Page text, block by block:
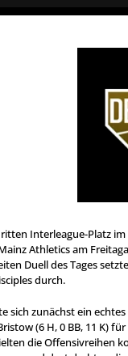
Interleague-Platz
Athletics am
Duell des Tages
durch.
sich zunächst ein echtes
(6 H, 0 BB, 11 K)
die Offensivreihen